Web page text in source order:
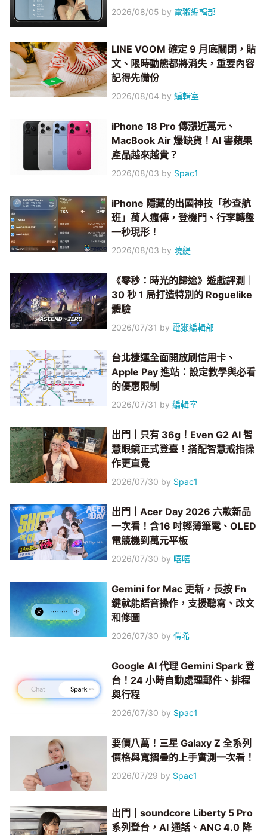
2026/08/05 by 電獺編輯部
LINE VOOM 確定 9 月底關閉，貼
文、限時動態都將消失，重要內容
記得先備份
2026/08/04 by編輯室
iPhone 18 Pro 傳漲近萬元、
MacBook Air 爆缺貨！AI 害蘋果
產品越來越貴？
2026/08/03 by Spac1
iPhone 隱藏的出國神技「秒查航
班」萬人瘋傳，登機門、行李轉盤
一秒現形！
2026/08/03 by 曉緹
《零秒：時光的歸途》遊戲評測｜
30 秒 1 局打造特別的 Roguelike
體驗
2026/07/31 by 電獺編輯部
台北捷運全面開放刷信用卡、
Apple Pay 進站：設定教學與必看
的優惠限制
2026/07/31 by編輯室
出門｜只有 36g！Even G2 AI 智
慧眼鏡正式登臺！搭配智慧戒指操
作更直覺
2026/07/30 by Spac1
出門｜Acer Day 2026 六款新品
一次看！含16 吋輕薄筆電、OLED
電競機到萬元平板
2026/07/30 by 嘻嘻
Gemini for Mac 更新，長按 Fn
鍵就能語音操作，支援聽寫、改文
和修圖
2026/07/30 by愷希
Google AI 代理 Gemini Spark 登
台！24 小時自動處理郵件、排程
與行程
2026/07/30 by Spac1
要價八萬！三星 Galaxy Z 全系列
價格與寬摺疊的上手實測一次看！
2026/07/29 by Spac1
出門｜soundcore Liberty 5 Pro
系列登台，AI 通話、ANC 4.0 降